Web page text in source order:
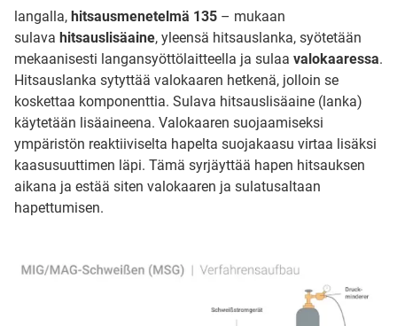
langalla, hitsausmenetelmä 135 – mukaan
sulava hitsauslisäaine, yleensä hitsauslanka, syötetään
mekaanisesti langansyöttölaitteella ja sulaa valokaaressa.
Hitsauslanka sytyttää valokaaren hetkenä, jolloin se
koskettaa komponenttia. Sulava hitsauslisäaine (lanka)
käytetään lisäaineena. Valokaaren suojaamiseksi
ympäristön reaktiiviselta hapelta suojakaasu virtaa lisäksi
kaasusuuttimen läpi. Tämä syrjäyttää hapen hitsauksen
aikana ja estää siten valokaaren ja sulatusaltaan
hapettumisen.